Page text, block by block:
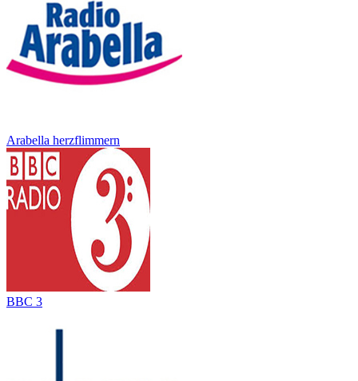
Arabella herzflimmern
BBC 3